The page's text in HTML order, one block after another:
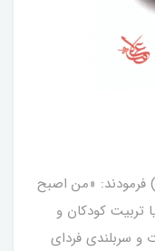
فرمودند: «من اصبح
تربیت کودکان و
و سربلندی فردای